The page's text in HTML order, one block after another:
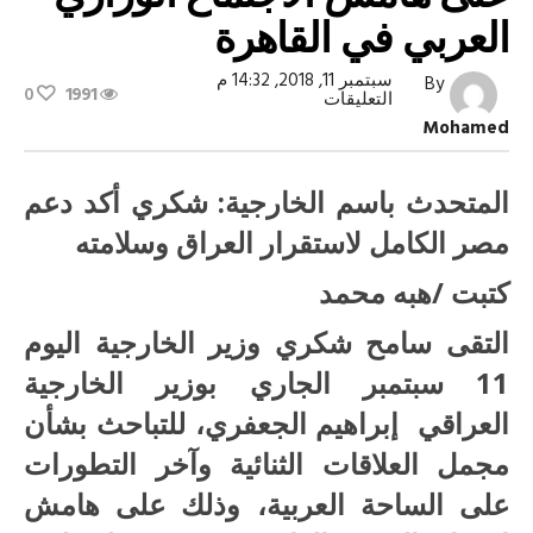
العربي في القاهرة
By
Mohamed
سبتمبر 11, 2018, 14:32 م
التعليقاتعلى
نظيره
على
هامش
الاجتماع
الوزاري
في
القاهرة
مغلقة
1991
0
المتحدث باسم الخارجية: شكري أكد دعم
مصر الكامل لاستقرار العراق وسلامته
كتبت /هبه محمد
التقى سامح شكري وزير الخارجية اليوم
11 سبتمبر الجاري بوزير الخارجية
العراقي إبراهيم الجعفري، للتباحث بشأن
مجمل العلاقات الثنائية وآخر التطورات
على الساحة العربية، وذلك على هامش